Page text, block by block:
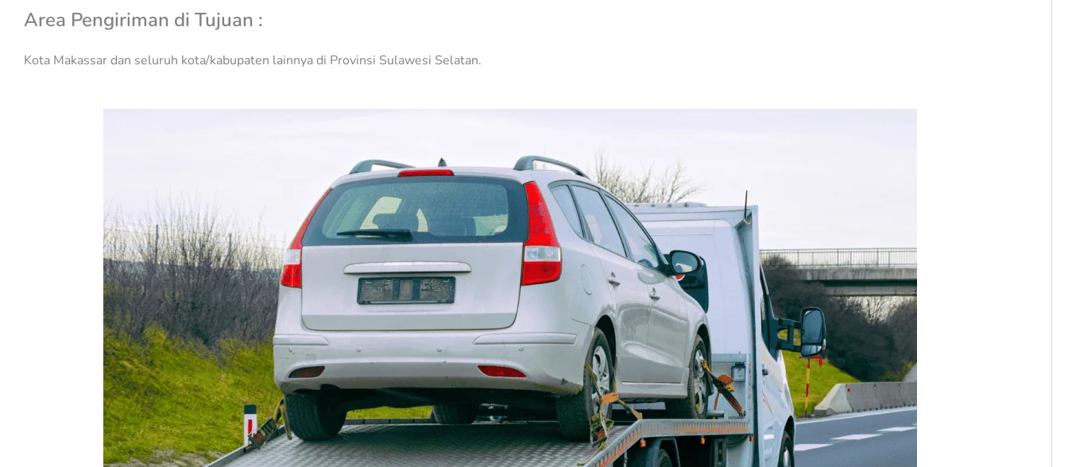
Area Pengiriman di Tujuan :
Kota Makassar dan seluruh kota/kabupaten lainnya di Provinsi Sulawesi Selatan.